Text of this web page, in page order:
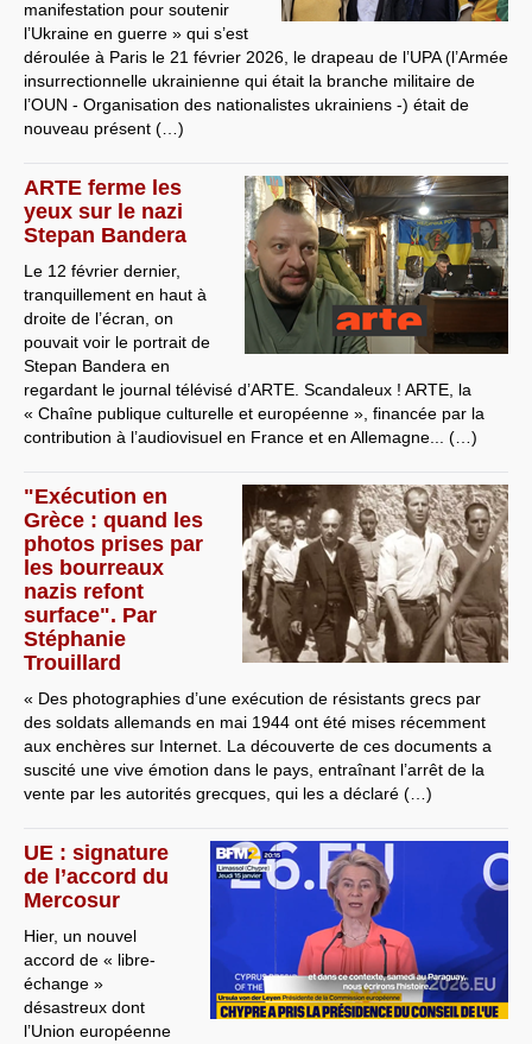
manifestation pour soutenir
l’Ukraine en guerre » qui s’est
déroulée à Paris le 21 février 2026, le drapeau de l’UPA (l’Armée
insurrectionnelle ukrainienne qui était la branche militaire de
l’OUN - Organisation des nationalistes ukrainiens -) était de
nouveau présent (…)
ARTE ferme les
yeux sur le nazi
Stepan Bandera
Le 12 février dernier,
tranquillement en haut à
droite de l’écran, on
pouvait voir le portrait de
Stepan Bandera en
regardant le journal télévisé d’ARTE. Scandaleux ! ARTE, la
« Chaîne publique culturelle et européenne », financée par la
contribution à l’audiovisuel en France et en Allemagne... (…)
"Exécution en
Grèce : quand les
photos prises par
les bourreaux
nazis refont
surface". Par
Stéphanie
Trouillard
« Des photographies d’une exécution de résistants grecs par
des soldats allemands en mai 1944 ont été mises récemment
aux enchères sur Internet. La découverte de ces documents a
suscité une vive émotion dans le pays, entraînant l’arrêt de la
vente par les autorités grecques, qui les a déclaré (…)
UE : signature
de l’accord du
Mercosur
Hier, un nouvel
accord de « libre-
échange »
désastreux dont
l’Union européenne